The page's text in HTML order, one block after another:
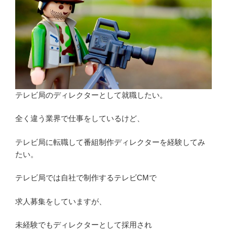
テレビ局のディレクターとして就職したい。
全く違う業界で仕事をしているけど、
テレビ局に転職して番組制作ディレクターを経験してみ
たい。
テレビ局では自社で制作するテレビCMで
求人募集をしていますが、
未経験でもディレクターとして採用され